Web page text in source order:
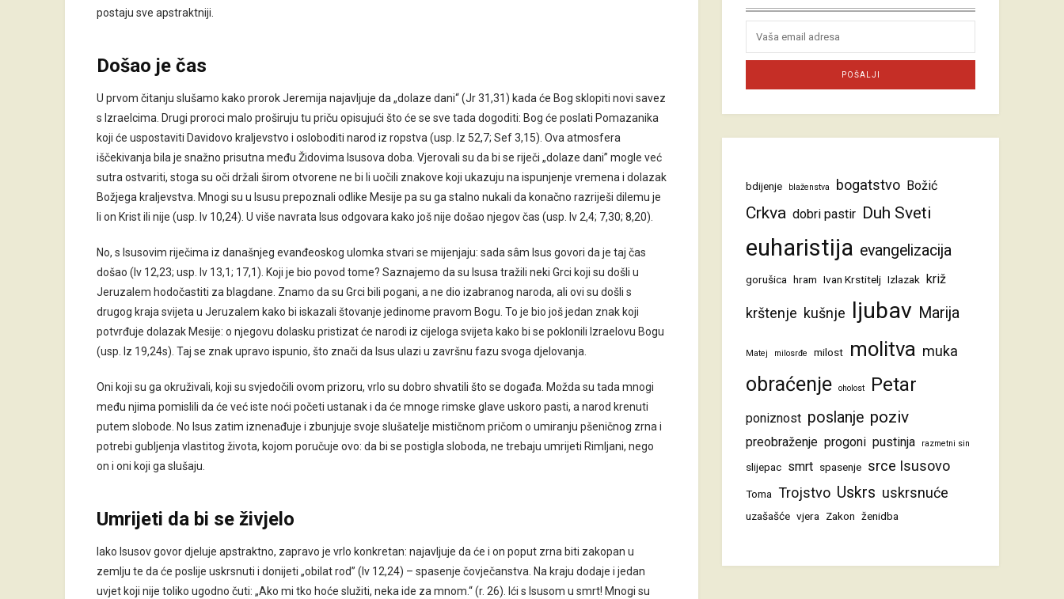
postaju sve apstraktniji.
Došao je čas
U prvom čitanju slušamo kako prorok Jeremija najavljuje da „dolaze dani“ (Jr 31,31) kada će Bog sklopiti novi savez
s Izraelcima. Drugi proroci malo proširuju tu priču opisujući što će se sve tada dogoditi: Bog će poslati Pomazanika
koji će uspostaviti Davidovo kraljevstvo i osloboditi narod iz ropstva (usp. Iz 52,7; Sef 3,15). Ova atmosfera
iščekivanja bila je snažno prisutna među Židovima Isusova doba. Vjerovali su da bi se riječi „dolaze dani” mogle već
sutra ostvariti, stoga su oči držali širom otvorene ne bi li uočili znakove koji ukazuju na ispunjenje vremena i dolazak
Božjega kraljevstva. Mnogi su u Isusu prepoznali odlike Mesije pa su ga stalno nukali da konačno razriješi dilemu je
li on Krist ili nije (usp. Iv 10,24). U više navrata Isus odgovara kako još nije došao njegov čas (usp. Iv 2,4; 7,30; 8,20).
No, s Isusovim riječima iz današnjeg evanđeoskog ulomka stvari se mijenjaju: sada sâm Isus govori da je taj čas
došao (Iv 12,23; usp. Iv 13,1; 17,1). Koji je bio povod tome? Saznajemo da su Isusa tražili neki Grci koji su došli u
Jeruzalem hodočastiti za blagdane. Znamo da su Grci bili pogani, a ne dio izabranog naroda, ali ovi su došli s
drugog kraja svijeta u Jeruzalem kako bi iskazali štovanje jedinome pravom Bogu. To je bio još jedan znak koji
potvrđuje dolazak Mesije: o njegovu dolasku pristizat će narodi iz cijeloga svijeta kako bi se poklonili Izraelovu Bogu
(usp. Iz 19,24s). Taj se znak upravo ispunio, što znači da Isus ulazi u završnu fazu svoga djelovanja.
Oni koji su ga okruživali, koji su svjedočili ovom prizoru, vrlo su dobro shvatili što se događa. Možda su tada mnogi
među njima pomislili da će već iste noći početi ustanak i da će mnoge rimske glave uskoro pasti, a narod krenuti
putem slobode. No Isus zatim iznenađuje i zbunjuje svoje slušatelje mističnom pričom o umiranju pšeničnog zrna i
potrebi gubljenja vlastitog života, kojom poručuje ovo: da bi se postigla sloboda, ne trebaju umrijeti Rimljani, nego
on i oni koji ga slušaju.
Umrijeti da bi se živjelo
Iako Isusov govor djeluje apstraktno, zapravo je vrlo konkretan: najavljuje da će i on poput zrna biti zakopan u
zemlju te da će poslije uskrsnuti i donijeti „obilat rod” (Iv 12,24) – spasenje čovječanstva. Na kraju dodaje i jedan
uvjet koji nije toliko ugodno čuti: „Ako mi tko hoće služiti, neka ide za mnom.“ (r. 26). Ići s Isusom u smrt! Mnogi su
bdijenje blaženstva bogatstvo Božić
Crkva dobri pastir Duh Sveti
euharistija evangelizacija
gorušica hram Ivan Krstitelj Izlazak križ
krštenje kušnje ljubav Marija
Matej milosrđe milost molitva muka
obraćenje oholost Petar
poniznost poslanje poziv
preobraženje progoni pustinja razmetni sin
slijepac smrt spasenje srce Isusovo
Toma Trojstvo Uskrs uskrsnuće
uzašašće vjera Zakon ženidba